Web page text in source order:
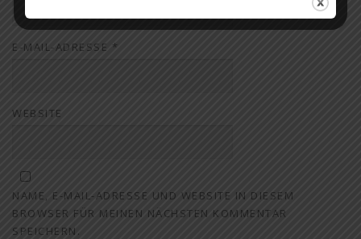
E-MAIL-ADRESSE *
WEBSITE
NAME, E-MAIL-ADRESSE UND WEBSITE IN DIESEM
BROWSER FÜR MEINEN NÄCHSTEN KOMMENTAR
SPEICHERN.